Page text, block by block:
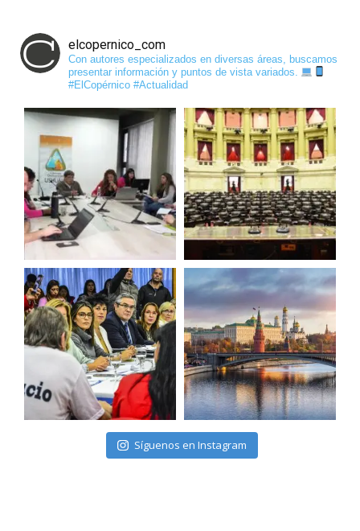
elcopernico_com
Con autores especializados en diversas áreas, buscamos
presentar información y puntos de vista variados.
#ElCopérnico #Actualidad
Síguenos en Instagram